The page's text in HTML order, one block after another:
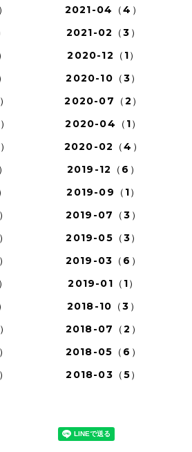
2021-04（4）
2021-02（3）
2020-12（1）
2020-10（3）
2020-07（2）
2020-04（1）
2020-02（4）
2019-12（6）
2019-09（1）
2019-07（3）
2019-05（3）
2019-03（6）
2019-01（1）
2018-10（3）
2018-07（2）
2018-05（6）
2018-03（5）